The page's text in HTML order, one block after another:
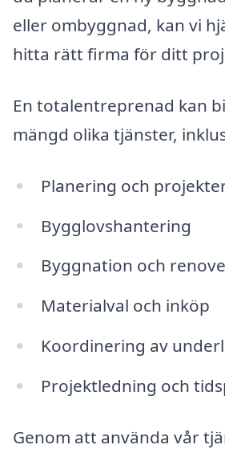
eller ombyggnad, kan vi
hitta rätt firma för ditt
En totalentreprenad kan
mängd olika tjänster,
Planering och
Bygglovshantering
Byggnation och
Materialval och inköp
Koordinering av
Projektledning och
Genom att använda vår